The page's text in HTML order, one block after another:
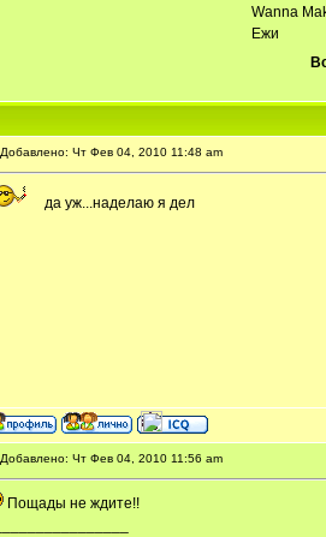
Wanna
Ежи
Добавлено: Чт Фев 04, 2010 11:48 am
да уж...наделаю я дел
Добавлено: Чт Фев 04, 2010 11:56 am
Пощады не ждите!!